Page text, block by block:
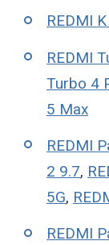
REDMI
REDMI
Turbo 4
5 Max
REDMI
2 9.7,
5G,
REDMI